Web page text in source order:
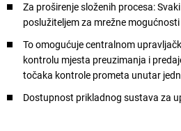
Za proširenje složenih procesa:
poslužiteljem za mrežne mogućnosti
To omogućuje centralnom
kontrolu mjesta preuzimanja i
točaka kontrole prometa unutar
Dostupnost prikladnog sustava za